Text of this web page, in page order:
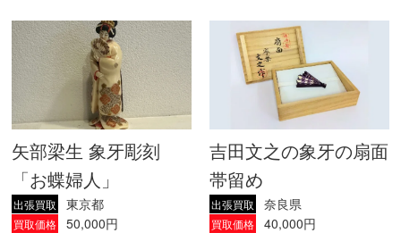
矢部梁生 象牙彫刻
「お蝶婦人」
出張買取 東京都
買取価格 50,000円
吉田文之の象牙の扇面
帯留め
出張買取 奈良県
買取価格 40,000円